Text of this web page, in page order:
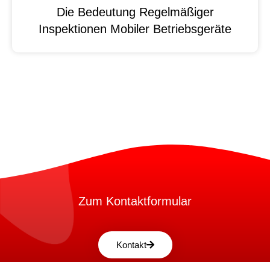
Die Bedeutung Regelmäßiger
Inspektionen Mobiler Betriebsgeräte
Zum Kontaktformular
Kontakt